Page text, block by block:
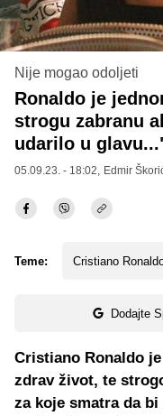
Nije mogao odoljeti
Ronaldo je
strogu zabranu
udarilo u
05.09.23. - 18:02, Edmir
Teme: Cristiano
Dodajte
Cristiano Ronaldo
zdrav život, te
za koje smatra da